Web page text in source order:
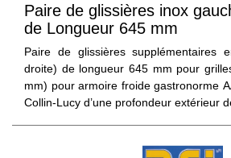
Paire de glissières inox
de Longueur 645 mm
Paire de glissières supplémentaires
droite) de longueur 645 mm pour
mm) pour armoire froide gastronorme
Collin-Lucy d’une profondeur extérieur